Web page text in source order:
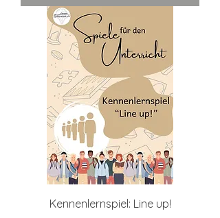
Kennenlernspiel: Line up!